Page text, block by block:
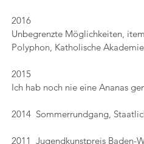
2016
Unbegrenzte Möglichkeiten,
Polyphon, Katholische
2015
Ich hab noch nie eine Ananas
2014 Sommerrundgang,
2011 Jugendkunstpreis Baden-